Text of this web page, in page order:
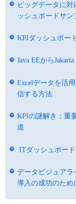
ビッグデータに対
ッシュボードサン
KPIダッシュボー
Java EEから
Excelデータを活
信する方法
KPIの謎解き：重
道
ITダッシュボー
データビジュア
導入の成功のため